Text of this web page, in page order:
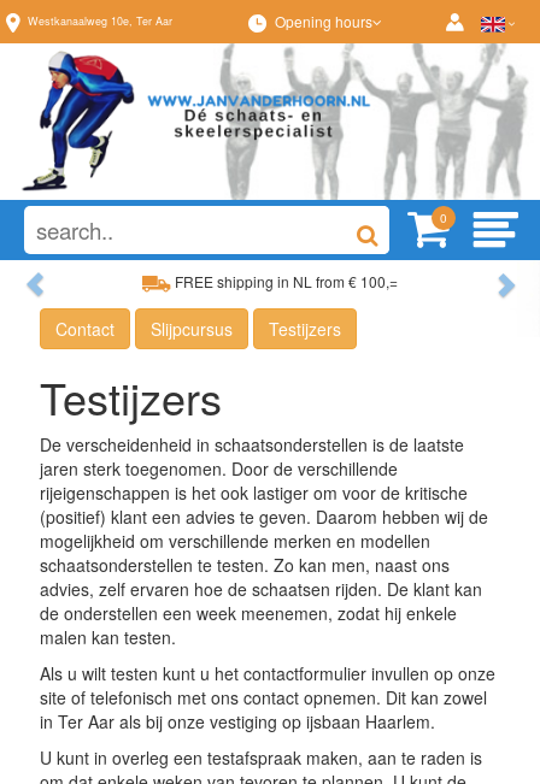
Westkanaalweg 10e, Ter Aar Opening hours
0
FREE shipping in NL from € 100,=
Wide range, always something to your liking
Previous
Contact Slijpcursus Testijzers
Testijzers
De verscheidenheid in schaatsonderstellen is de laatste
jaren sterk toegenomen. Door de verschillende
rijeigenschappen is het ook lastiger om voor de kritische
(positief) klant een advies te geven. Daarom hebben wij de
mogelijkheid om verschillende merken en modellen
schaatsonderstellen te testen. Zo kan men, naast ons
advies, zelf ervaren hoe de schaatsen rijden. De klant kan
de onderstellen een week meenemen, zodat hij enkele
malen kan testen.
Als u wilt testen kunt u het contactformulier invullen op onze
site of telefonisch met ons contact opnemen. Dit kan zowel
in Ter Aar als bij onze vestiging op ijsbaan Haarlem.
U kunt in overleg een testafspraak maken, aan te raden is